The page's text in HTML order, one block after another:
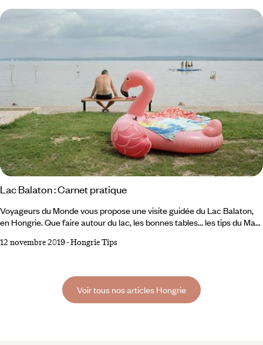
de la capitale hongroise. Le premier reflète sa splendide façade et ses
flèches néogothiques dans les eaux ondoyantes du Danube.
Lac Balaton : Carnet pratique
Voyageurs du Monde vous propose une visite guidée du Lac Balaton,
en Hongrie. Que faire autour du lac, les bonnes tables... les tips du Mag
microcosme hasardé dans le lac, à la fois témoin de l’histoire et espace
standing à la ville.
12 novembre 2019-Hongrie Tips
Voir tous nos articles Hongrie